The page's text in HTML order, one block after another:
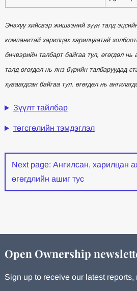
Энэхүү хийсвэр жишээний зүүн талд
компанитай харилцах харилцаатай
бичвэрийн талбарт байгаа тул, өгөгдөл нь
талд өгөгдөл нь янз бүрийн талбаруудад
хуваагдсан байгаа тул, өгөгдөл нь
Зүүлт тайлбар
төгсгөлийн тэмдэглэл
Next page: Ангилсан, харилцан
өгөгдлийн ашиг тус
Open Ownership
Sign up to receive our latest